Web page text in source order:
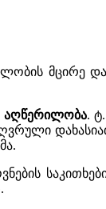
მცირე
აღწერილობა.